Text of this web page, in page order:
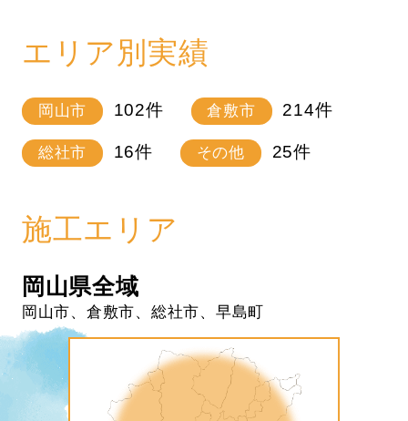
エリア別実績
岡山市 102件 倉敷市 214件
総社市 16件 その他 25件
施工エリア
岡山県全域
岡山市、倉敷市、総社市、早島町